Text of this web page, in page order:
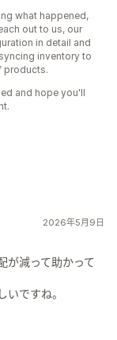
what happened,
out to us, our
in detail and
inventory to
products.
and hope you'll
2026年5月9日
が減って助かって
ですね。